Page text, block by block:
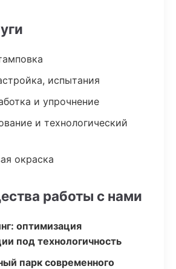
испытания
и упрочнение
и технологический
окраска
работы с нами
оптимизация
под технологичность
парк современного